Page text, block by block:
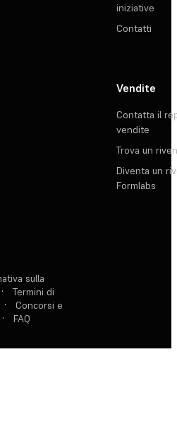
iniziative
Contatti
Vendite
Contatta il
vendite
Trova un
Diventa un
Formlabs
sulla
·
Termini di
·
Concorsi e
· FAQ